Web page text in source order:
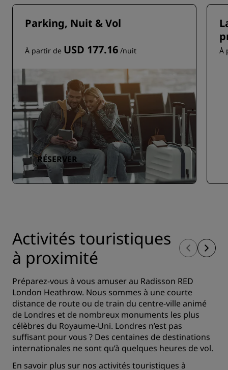
Parking, Nuit & Vol
À partir de USD 177.16 /nuit
RÉSERVER
À
Activités touristiques
à proximité
Préparez-vous à vous amuser au Radisson RED
London Heathrow. Nous sommes à une courte
distance de route ou de train du centre-ville animé
de Londres et de nombreux monuments les plus
célèbres du Royaume-Uni. Londres n’est pas
suffisant pour vous ? Des centaines de destinations
internationales ne sont qu’à quelques heures de vol.
En savoir plus sur nos activités touristiques à